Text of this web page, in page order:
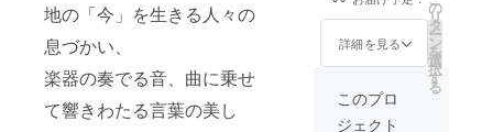
地の「今」を生きる人々の
息づかい、
楽器の奏でる音、曲に乗せ
て響きわたる言葉の美し
最中、音楽
雑誌を創っ
ていた友人
が轢逃げで
急逝。「知
で仕方が無いCD
のレビューを1本
ます。300文
字、地域・ジャ
様ご自身と音楽
好きのお友達用
に、合計2冊お送
集長が体当たり
で取材・発行し
詳細を見る
の
リ
タ
ー
ン
を
選
択
す
る
このプロ
ジェクト